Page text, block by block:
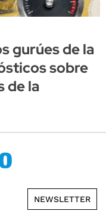
gurúes de la
sobre
de la
NEWSLETTER